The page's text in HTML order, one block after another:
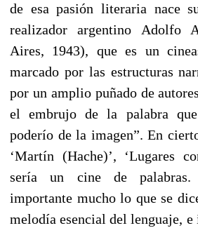
de esa pasión literaria nace
realizador argentino Adolfo
Aires, 1943), que es un
marcado por las estructuras
por un amplio puñado de
el embrujo de la palabra
poderío de la imagen”. En
‘Martín (Hache)’, ‘Lugares
sería un cine de
importante mucho lo que se
melodía esencial del lenguaje,